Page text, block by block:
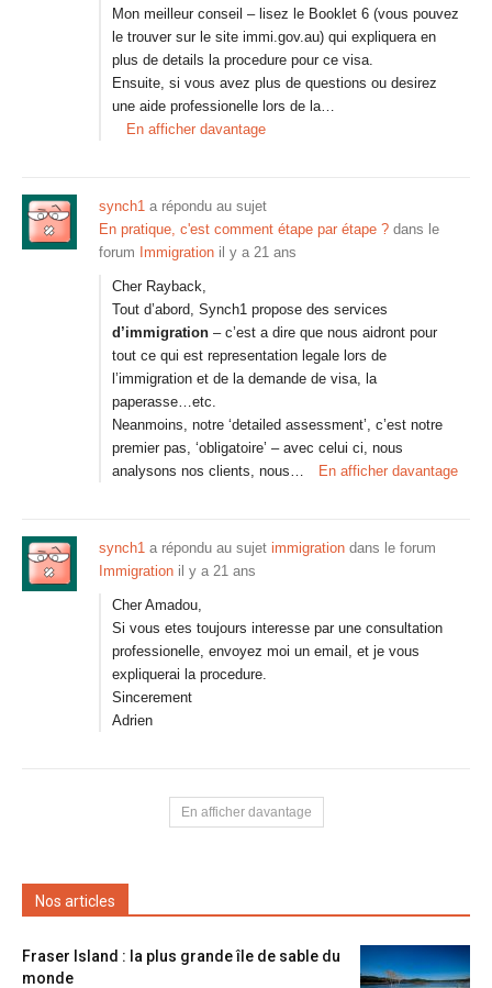
Mon meilleur conseil – lisez le Booklet 6 (vous pouvez
le trouver sur le site immi.gov.au) qui expliquera en
plus de details la procedure pour ce visa.
Ensuite, si vous avez plus de questions ou desirez
une aide professionelle lors de la…
En afficher davantage
synch1 a répondu au sujet
En pratique, c'est comment étape par étape ? dans le
forum Immigration il y a 21 ans
Cher Rayback,
Tout d’abord, Synch1 propose des services
d’immigration – c’est a dire que nous aidront pour
tout ce qui est representation legale lors de
l’immigration et de la demande de visa, la
paperasse…etc.
Neanmoins, notre ‘detailed assessment’, c’est notre
premier pas, ‘obligatoire’ – avec celui ci, nous
analysons nos clients, nous…
En afficher davantage
synch1 a répondu au sujet immigration dans le forum
Immigration il y a 21 ans
Cher Amadou,
Si vous etes toujours interesse par une consultation
professionelle, envoyez moi un email, et je vous
expliquerai la procedure.
Sincerement
Adrien
En afficher davantage
Nos articles
Fraser Island : la plus grande île de sable du
monde